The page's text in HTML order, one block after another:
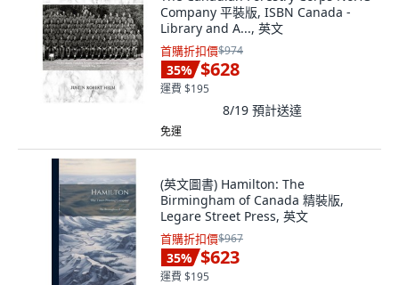
Company 平裝版, ISBN Canada -
Library and A..., 英文
首購折扣價$974
35% $628
運費 $195
8/19 預計送達
免運
(英文圖書) Hamilton: The
Birmingham of Canada 精裝版,
Legare Street Press, 英文
首購折扣價$967
35% $623
運費 $195